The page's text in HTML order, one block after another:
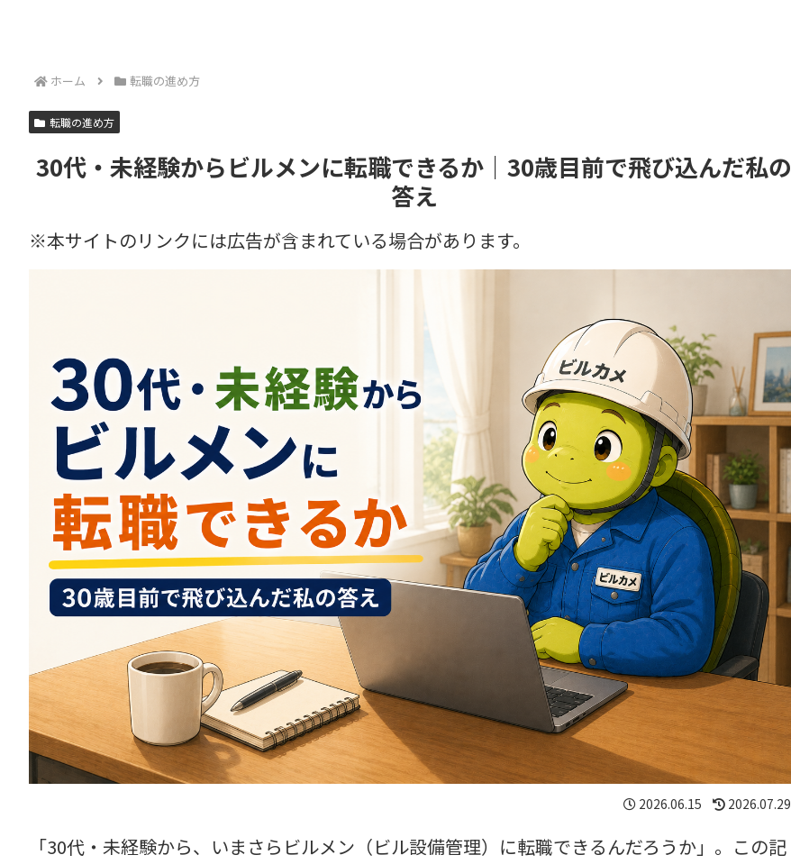
ホーム 転職の進め方
転職の進め方
30代・未経験からビルメンに転職できるか｜30歳目前で飛び込んだ私の
答え
※本サイトのリンクには広告が含まれている場合があります。
2026.06.15 2026.07.29
「30代・未経験から、いまさらビルメン（ビル設備管理）に転職できるんだろうか」。この記